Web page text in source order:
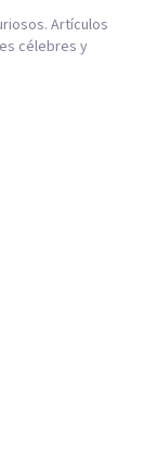
Artículos
célebres y